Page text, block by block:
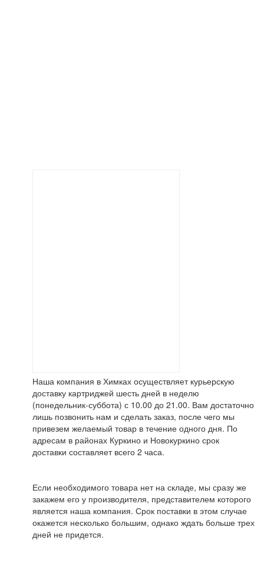
Наша компания в Химках осуществляет курьерскую
доставку картриджей шесть дней в неделю
(понедельник-суббота) с 10.00 до 21.00. Вам достаточно
лишь позвонить нам и сделать заказ, после чего мы
привезем желаемый товар в течение одного дня. По
адресам в районах Куркино и Новокуркино срок
доставки составляет всего 2 часа.
Если необходимого товара нет на складе, мы сразу же
закажем его у производителя, представителем которого
является наша компания. Срок поставки в этом случае
окажется несколько большим, однако ждать больше трех
дней не придется.